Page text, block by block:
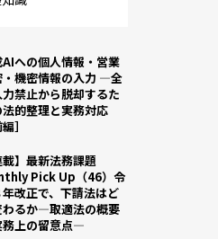
AIへの個人情報・営業
・機密情報の入力 ―全
禁止から脱却するた
法的整理と実務対応
］
載】最新法務課題
Pick Up（46）令
改正で、下請法はど
わるか―取適法の概要
務上の留意点―